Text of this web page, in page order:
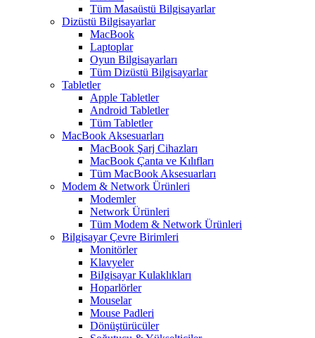
Tüm Masaüstü Bilgisayarlar
Dizüstü Bilgisayarlar
MacBook
Laptoplar
Oyun Bilgisayarları
Tüm Dizüstü Bilgisayarlar
Tabletler
Apple Tabletler
Android Tabletler
Tüm Tabletler
MacBook Aksesuarları
MacBook Şarj Cihazları
MacBook Çanta ve Kılıfları
Tüm MacBook Aksesuarları
Modem & Network Ürünleri
Modemler
Network Ürünleri
Tüm Modem & Network Ürünleri
Bilgisayar Çevre Birimleri
Monitörler
Klavyeler
BiIgisayar Kulaklıkları
Hoparlörler
Mouselar
Mouse Padleri
Dönüştürücüler